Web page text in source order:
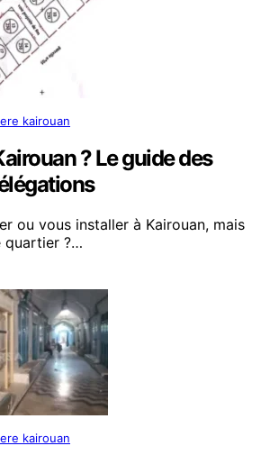
kairouan
? Le guide des
ou vous installer à Kairouan, mais
quartier ?…
kairouan